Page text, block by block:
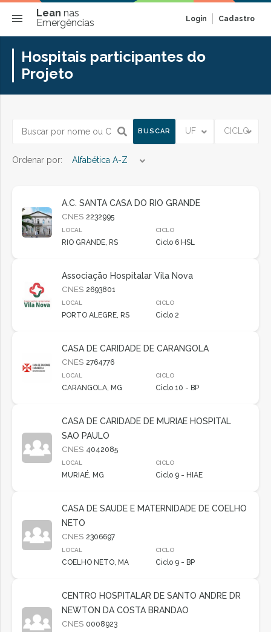
Lean nas
Emergências
Login Cadastro
Hospitais participantes do
Projeto
BUSCAR UF CICLO
Ordenar por: Alfabética A-Z
A.C. SANTA CASA DO RIO GRANDE
CNES 2232995
LOCAL
RIO GRANDE, RS
CICLO
Ciclo 6 HSL
Associação Hospitalar Vila Nova
CNES 2693801
LOCAL
PORTO ALEGRE, RS
CICLO
Ciclo 2
CASA DE CARIDADE DE CARANGOLA
CNES 2764776
LOCAL
CARANGOLA, MG
CICLO
Ciclo 10 - BP
CASA DE CARIDADE DE MURIAE HOSPITAL
SAO PAULO
CNES 4042085
LOCAL
MURIAÉ, MG
CICLO
Ciclo 9 - HIAE
CASA DE SAUDE E MATERNIDADE DE COELHO
NETO
CNES 2306697
LOCAL
COELHO NETO, MA
CICLO
Ciclo 9 - BP
CENTRO HOSPITALAR DE SANTO ANDRE DR
NEWTON DA COSTA BRANDAO
CNES 0008923